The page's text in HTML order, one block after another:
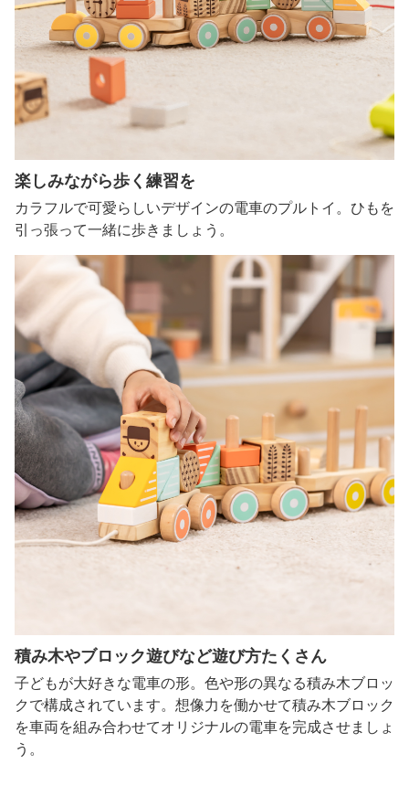
楽しみながら歩く練習を
カラフルで可愛らしいデザインの電車のプルトイ。ひもを
引っ張って一緒に歩きましょう。
積み木やブロック遊びなど遊び方たくさん
子どもが大好きな電車の形。色や形の異なる積み木ブロッ
クで構成されています。想像力を働かせて積み木ブロック
を車両を組み合わせてオリジナルの電車を完成させましょ
う。